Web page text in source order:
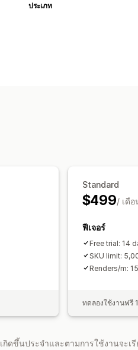
ประเภท
Standard
$499/ เดือ
ฟีเจอร์
Free trial: 14
SKU limit:
Renders/m:
ทดลองใช้งานฟรี
ดขึ้นประจำและตามการใช้งานจะเ